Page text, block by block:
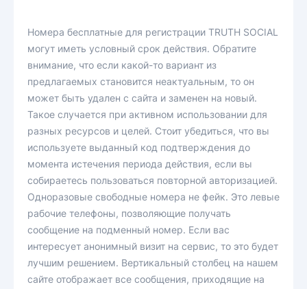
Номера бесплатные для регистрации TRUTH SOCIAL
могут иметь условный срок действия. Обратите
внимание, что если какой-то вариант из
предлагаемых становится неактуальным, то он
может быть удален с сайта и заменен на новый.
Такое случается при активном использовании для
разных ресурсов и целей. Стоит убедиться, что вы
используете выданный код подтверждения до
момента истечения периода действия, если вы
собираетесь пользоваться повторной авторизацией.
Одноразовые свободные номера не фейк. Это левые
рабочие телефоны, позволяющие получать
сообщение на подменный номер. Если вас
интересует анонимный визит на сервис, то это будет
лучшим решением. Вертикальный столбец на нашем
сайте отображает все сообщения, приходящие на